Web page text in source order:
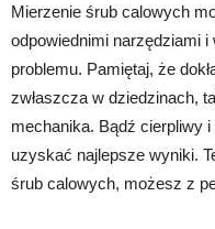
Mierzenie śrub calowych
odpowiednimi narzędziami
problemu. Pamiętaj, że
zwłaszcza w dziedzinach,
mechanika. Bądź cierpliwy
uzyskać najlepsze wyniki.
śrub calowych, możesz z